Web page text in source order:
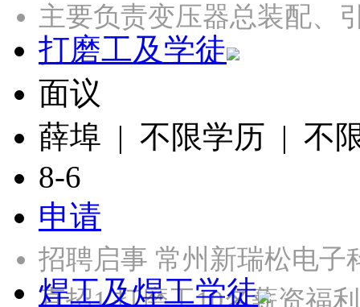
主要负责变压器总装配
打磨工及学徒
面议
薛埠 | 不限学历 | 不
8-6
申请
招聘启事 常州新瑞松电子
直招1.打磨工10名薪资福
焊工及焊工学徒